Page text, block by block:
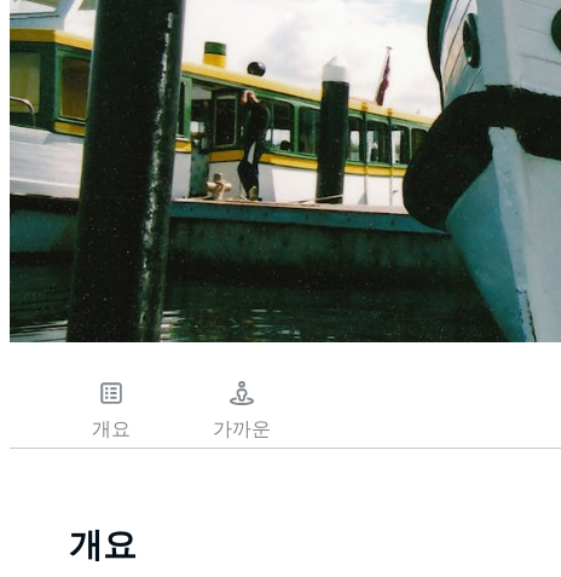
개요 가까운
개요